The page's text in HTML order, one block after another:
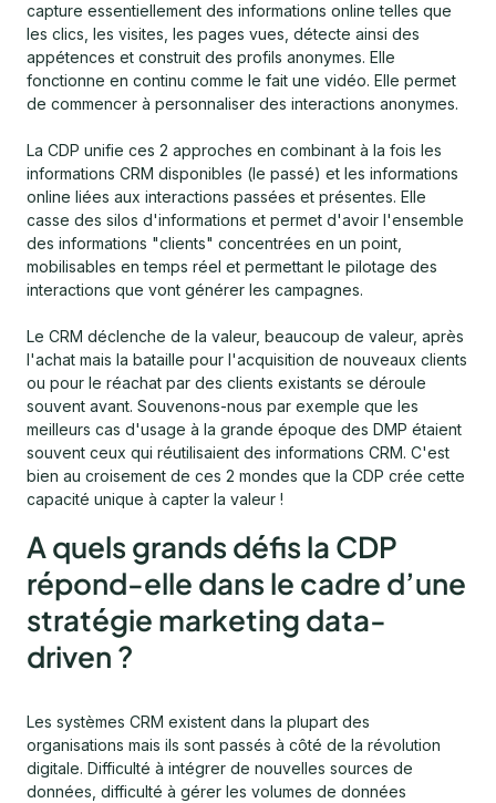
capture essentiellement des informations online telles que
les clics, les visites, les pages vues, détecte ainsi des
appétences et construit des profils anonymes. Elle
fonctionne en continu comme le fait une vidéo. Elle permet
de commencer à personnaliser des interactions anonymes.
La CDP unifie ces 2 approches en combinant à la fois les
informations CRM disponibles (le passé) et les informations
online liées aux interactions passées et présentes. Elle
casse des silos d'informations et permet d'avoir l'ensemble
des informations "clients" concentrées en un point,
mobilisables en temps réel et permettant le pilotage des
interactions que vont générer les campagnes.
Le CRM déclenche de la valeur, beaucoup de valeur, après
l'achat mais la bataille pour l'acquisition de nouveaux clients
ou pour le réachat par des clients existants se déroule
souvent avant. Souvenons-nous par exemple que les
meilleurs cas d'usage à la grande époque des DMP étaient
souvent ceux qui réutilisaient des informations CRM. C'est
bien au croisement de ces 2 mondes que la CDP crée cette
capacité unique à capter la valeur !
A quels grands défis la CDP
répond-elle dans le cadre d’une
stratégie marketing data-
driven ?
Les systèmes CRM existent dans la plupart des
organisations mais ils sont passés à côté de la révolution
digitale. Difficulté à intégrer de nouvelles sources de
données, difficulté à gérer les volumes de données